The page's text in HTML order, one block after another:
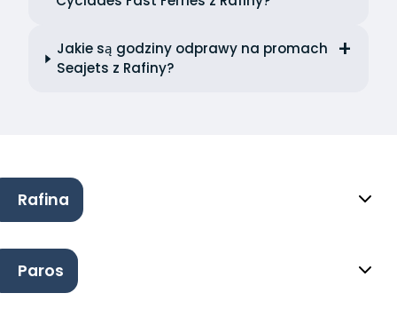
Jakie są godziny odprawy na promach
Seajets z Rafiny?
Rafina
Paros